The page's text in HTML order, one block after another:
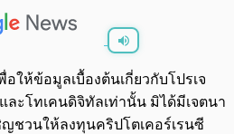
0:00/0:00
ให้ข้อมูลเบื้องต้นเกี่ยวกับโปรเจ
ละโทเคนดิจิทัลเท่านั้น มิได้มีเจตนา
ชวนให้ลงทุนคริปโตเคอร์เรนซี